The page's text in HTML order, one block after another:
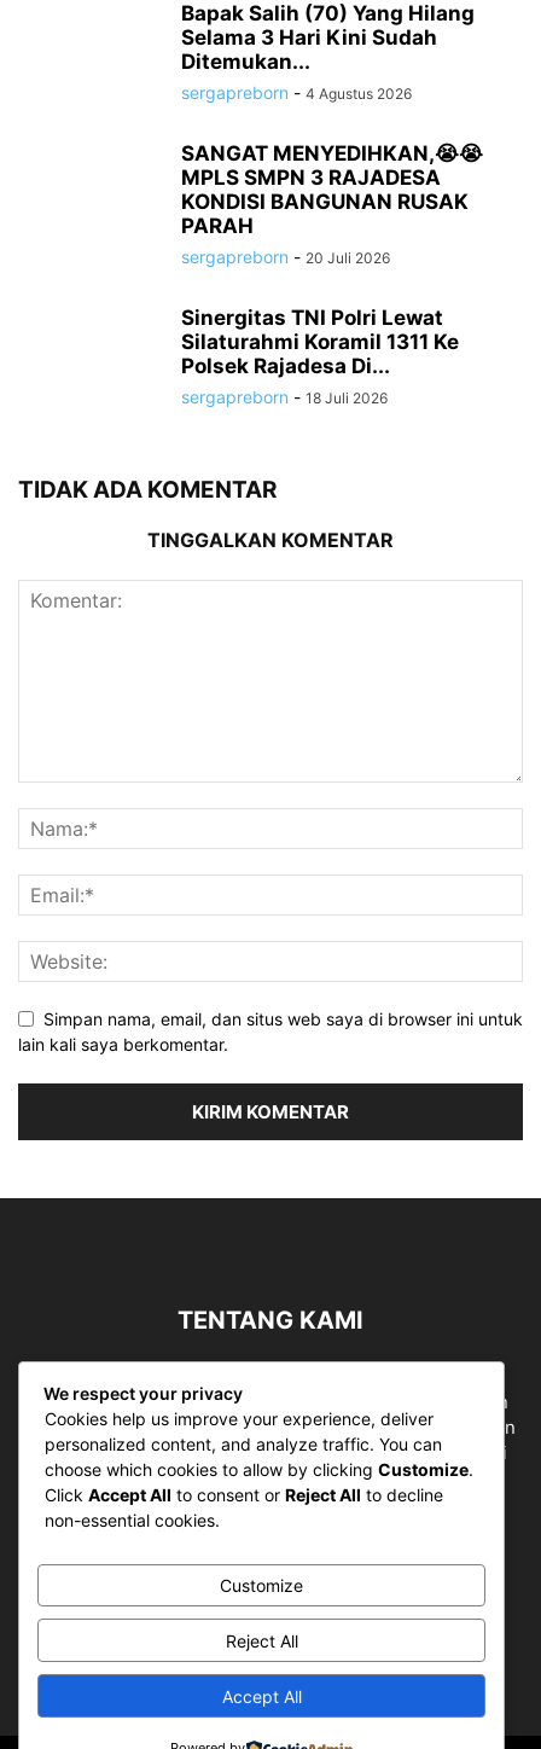
Bapak Salih (70) Yang Hilang
Selama 3 Hari Kini Sudah
Ditemukan...
sergapreborn - 4 Agustus 2026
SANGAT MENYEDIHKAN,😭😭
MPLS SMPN 3 RAJADESA
KONDISI BANGUNAN RUSAK
PARAH
sergapreborn - 20 Juli 2026
Sinergitas TNI Polri Lewat
Silaturahmi Koramil 1311 Ke
Polsek Rajadesa Di...
sergapreborn - 18 Juli 2026
TIDAK ADA KOMENTAR
TINGGALKAN KOMENTAR
Simpan nama, email, dan situs web saya di browser ini untuk
lain kali saya berkomentar.
TENTANG KAMI
bergerak di ruang jurnalistik, sebagai entitas pemberian
ruang Publik, Media merupakan literasi mutlak diperlukan
sebagai kemampuan dasar berpikir kritis untuk hidup di
abad informasi.
Hubungi kami:
IKUTI KAMI
We respect your privacy
Cookies help us improve your experience, deliver
personalized content, and analyze traffic. You can
choose which cookies to allow by clicking Customize.
Click Accept All to consent or Reject All to decline
non-essential cookies.
Customize
Reject All
Accept All